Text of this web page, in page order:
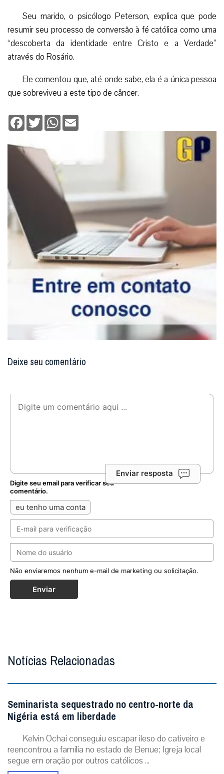
Seu marido, o psicólogo Peterson, explica que pode
resumir seu processo de conversão à fé católica como uma
“descoberta da identidade entre Cristo e a Verdade”
através do Rosário.
Ele comentou que, até onde sabe, ela é a única pessoa
que sobreviveu a este tipo de câncer.
Facebook
TwitterWhatsApp
Deixe seu comentário
Enviar resposta
Digite seu email para verificar seu
comentário.
eu tenho uma conta
Não enviaremos nenhum e-mail de marketing ou solicitação.
Enviar
Notícias Relacionadas
Seminarista sequestrado no centro-norte da
Nigéria está em liberdade
Kelvin Ochai conseguiu escapar ileso do cativeiro e
reencontrou a família no estado de Benue; Igreja local
segue em oração por outros católicos ...